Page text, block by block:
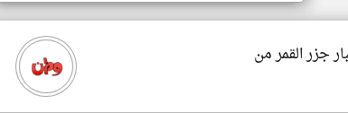
جزر القمر من